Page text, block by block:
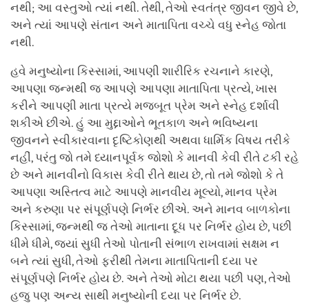
નથી; આ વસ્તુઓ ત્યાં નથી. તેથી, તેઓ સ્વતંત્ર જીવન જીવે છે,
અને ત્યાં આપણે સંતાન અને માતાપિતા વચ્ચે વધુ સ્નેહ જોતા
નથી.
હવે મનુષ્યોના કિસ્સામાં, આપણી શારીરિક રચનાને કારણે,
આપણા જન્મથી જ આપણે આપણા માતાપિતા પ્રત્યે, ખાસ
કરીને આપણી માતા પ્રત્યે મજબૂત પ્રેમ અને સ્નેહ દર્શાવી
શકીએ છીએ. હું આ મુદ્દાઓને ભૂતકાળ અને ભવિષ્યના
જીવનને સ્વીકારવાના દૃષ્ટિકોણથી અથવા ધાર્મિક વિષય તરીકે
નહીં, પરંતુ જો તમે ધ્યાનપૂર્વક જોશો કે માનવી કેવી રીતે ટકી રહે
છે અને માનવીનો વિકાસ કેવી રીતે થાય છે, તો તમે જોશો કે તે
આપણા અસ્તિત્વ માટે આપણે માનવીય મૂલ્યો, માનવ પ્રેમ
અને કરુણા પર સંપૂર્ણપણે નિર્ભર છીએ. અને માનવ બાળકોના
કિસ્સામાં, જન્મથી જ તેઓ માતાના દૂધ પર નિર્ભર હોય છે, પછી
ધીમે ધીમે, જ્યાં સુધી તેઓ પોતાની સંભાળ રાખવામાં સક્ષમ ન
બને ત્યાં સુધી, તેઓ ફરીથી તેમના માતાપિતાની દયા પર
સંપૂર્ણપણે નિર્ભર હોય છે. અને તેઓ મોટા થયા પછી પણ, તેઓ
હજુ પણ અન્ય સાથી મનુષ્યોની દયા પર નિર્ભર છે.